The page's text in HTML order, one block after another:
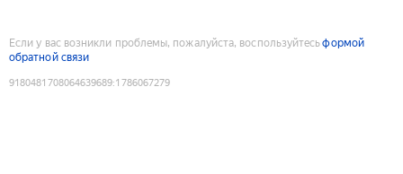
Если у вас возникли проблемы, пожалуйста, воспользуйтесьформой
обратной связи
9180481708064639689:1786067279